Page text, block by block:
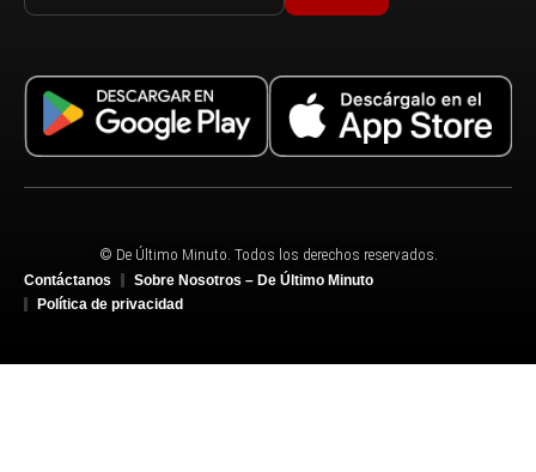
© De Último Minuto. Todos los derechos reservados.
Contáctanos
Sobre Nosotros – De Último Minuto
Política de privacidad